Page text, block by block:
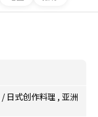
/ 日式创作料理 , 亚洲